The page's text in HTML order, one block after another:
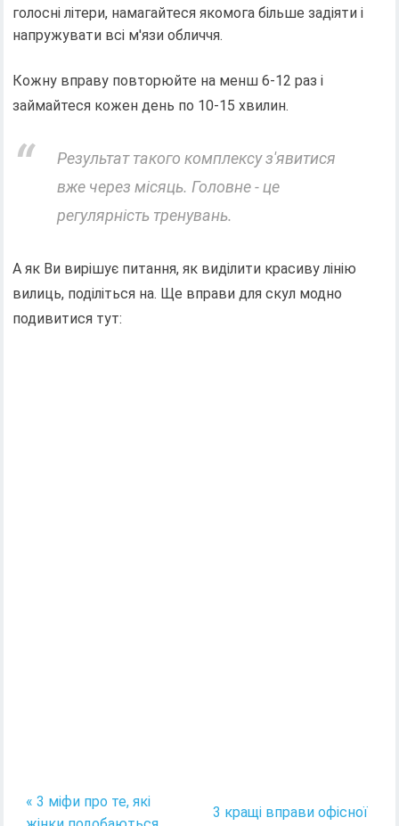
голосні літери, намагайтеся якомога більше задіяти і
напружувати всі м'язи обличчя.
Кожну вправу повторюйте на менш 6-12 раз і
займайтеся кожен день по 10-15 хвилин.
Результат такого комплексу з'явитися
вже через місяць. Головне - це
регулярність тренувань.
А як Ви вирішує питання, як виділити красиву лінію
вилиць, поділіться на. Ще вправи для скул модно
подивитися тут:
« 3 міфи про те, які
3 кращі вправи офісної